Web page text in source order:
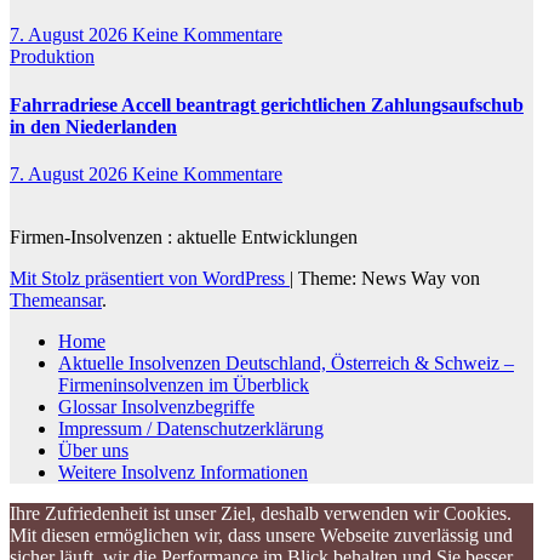
7. August 2026 Keine Kommentare
Produktion
Fahrradriese Accell beantragt gerichtlichen Zahlungsaufschub
in den Niederlanden
7. August 2026 Keine Kommentare
Firmen-Insolvenzen : aktuelle Entwicklungen
Mit Stolz präsentiert von WordPress | Theme: News Way von
Themeansar.
Home
Aktuelle Insolvenzen Deutschland, Österreich & Schweiz –
Firmeninsolvenzen im Überblick
Glossar Insolvenzbegriffe
Impressum / Datenschutzerklärung
Über uns
Weitere Insolvenz Informationen
Ihre Zufriedenheit ist unser Ziel, deshalb verwenden wir Cookies.
Mit diesen ermöglichen wir, dass unsere Webseite zuverlässig und